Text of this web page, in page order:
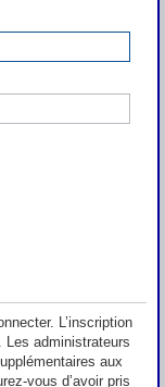
L’inscription
Les administrateurs
aux
vous d’avoir pris